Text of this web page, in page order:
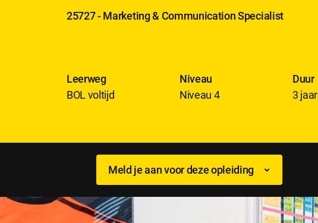
25727 - Marketing & Communication Specialist
Leerweg
BOL voltijd
Niveau
Niveau 4
Duur
3 jaar
Meld je aan voor deze opleiding